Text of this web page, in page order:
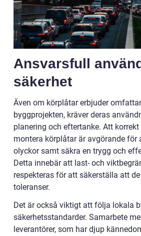
Ansvarsfull
säkerhet
Även om körplåtar erbjuder
byggprojekten, kräver deras
planering och eftertanke. Att
montera körplåtar är avgörande för
olyckor samt säkra en trygg och
Detta innebär att last- och
respekteras för att säkerställa att
toleranser.
Det är också viktigt att följa lokala
säkerhetsstandarder. Samarbete
leverantörer, som har djup